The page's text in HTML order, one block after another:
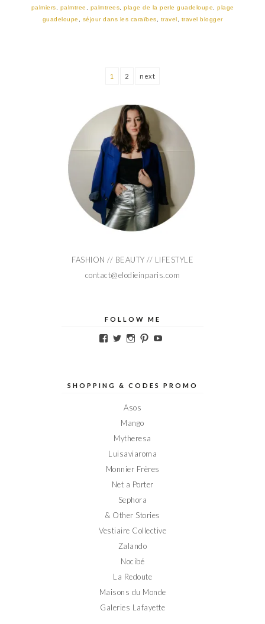
palmiers, palmtree , palmtrees, plage de la perle guadeloupe, plage
guadeloupe , séjour dans les caraïbes, travel , travel blogger
1 2 next
FASHION // BEAUTY // LIFESTYLE
contact@elodieinparis.com
FOLLOW ME
Voir
sur
Voir
sur
Voir
sur
Voir
sur sur
SHOPPING & CODES PROMO
Asos
Mango
Mytheresa
Luisaviaroma
Monnier Frères
Net a Porter
Sephora
& Other Stories
Vestiaire Collective
Zalando
Nocibé
La Redoute
Maisons du Monde
Galeries Lafayette